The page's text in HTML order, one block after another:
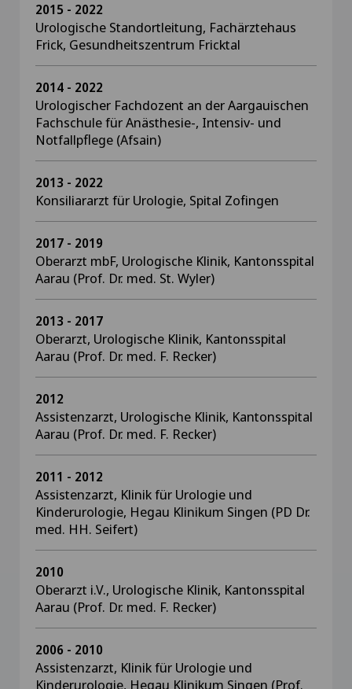
2015 - 2022
Urologische Standortleitung, Fachärztehaus
Frick, Gesundheitszentrum Fricktal
2014 - 2022
Urologischer Fachdozent an der Aargauischen
Fachschule für Anästhesie-, Intensiv- und
Notfallpflege (Afsain)
2013 - 2022
Konsiliararzt für Urologie, Spital Zofingen
2017 - 2019
Oberarzt mbF, Urologische Klinik, Kantonsspital
Aarau (Prof. Dr. med. St. Wyler)
2013 - 2017
Oberarzt, Urologische Klinik, Kantonsspital
Aarau (Prof. Dr. med. F. Recker)
2012
Assistenzarzt, Urologische Klinik, Kantonsspital
Aarau (Prof. Dr. med. F. Recker)
2011 - 2012
Assistenzarzt, Klinik für Urologie und
Kinderurologie, Hegau Klinikum Singen (PD Dr.
med. HH. Seifert)
2010
Oberarzt i.V., Urologische Klinik, Kantonsspital
Aarau (Prof. Dr. med. F. Recker)
2006 - 2010
Assistenzarzt, Klinik für Urologie und
Kinderurologie, Hegau Klinikum Singen (Prof.